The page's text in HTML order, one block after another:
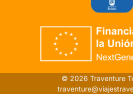
© 2026 Traventure